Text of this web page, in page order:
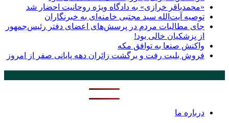
«محمدباقر خرازی» به دادگاه ویژه روحانیت احضار شد
توصیه آیت‌الله سید مجتبی خامنه‌ای به خبرنگاران
جای مطالبات مردم در پرسش‌های اعضای دفتر رئیس‌جمهور
از پزشکیان خالی بود!
واکنش صنعا به توافق مکه
فروش بلیت رفت و برگشت زائران دهه پایانی صفر از امروز
درباره ما